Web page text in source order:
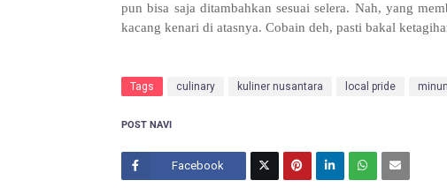
pun bisa saja ditambahkan sesuai selera. Nah, yang
kacang kenari di atasnya. Cobain deh, pasti bakal
Tags culinary kuliner nusantara local pride
POST NAVI
Facebook